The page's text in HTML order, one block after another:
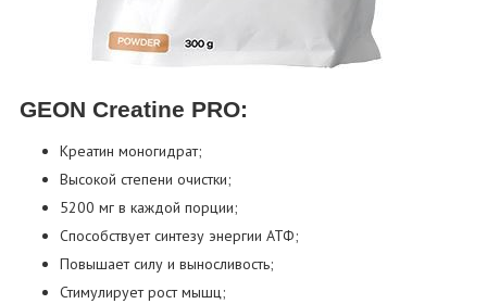
GEON Creatine PRO:
Креатин моногидрат;
Высокой степени очистки;
5200 мг в каждой порции;
Способствует синтезу энергии АТФ;
Повышает силу и выносливость;
Стимулирует рост мышц;